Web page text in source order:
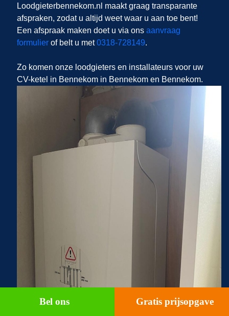
Loodgieterbennekom.nl maakt graag transparante
afspraken, zodat u altijd weet waar u aan toe bent!
Een afspraak maken doet u via ons aanvraag
formulierof belt u met0318-728149.
Zo komen onze loodgieters en installateurs voor uw
CV-ketel in Bennekom in Bennekom en Bennekom.
Bel ons Gratis prijsopgave